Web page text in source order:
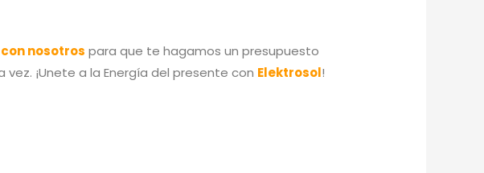
nosotros para que te hagamos un presupuesto
¡Unete a la Energía del presente con Elektrosol!